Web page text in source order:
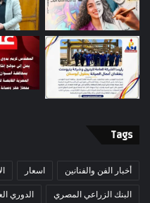
Tags
أخبار الفن والفنانين اسعار
البنك الزراعي المصري الدوري